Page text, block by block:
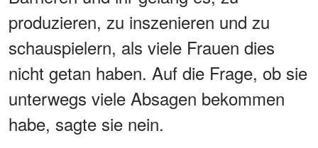
produzieren, zu inszenieren und zu
schauspielern, als viele Frauen dies
nicht getan haben. Auf die Frage, ob sie
unterwegs viele Absagen bekommen
habe, sagte sie nein.